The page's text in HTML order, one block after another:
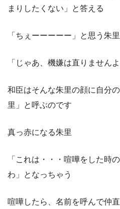
まりしたくない」と答える
「ちぇーーーーー」と思う朱里
「じゃあ、機嫌は直りません
和臣はそんな朱里の顔に自分
里」と呼ぶのです
真っ赤になる朱里
「これは・・・喧嘩をした時
わ」となっちゃう
喧嘩したら、名前を呼んで仲